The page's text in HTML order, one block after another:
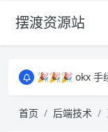
摆渡资源站
🎉🎉🎉 okx 手
所有资源均为免
🎉🎉🎉 okx 手
首页 后端技术